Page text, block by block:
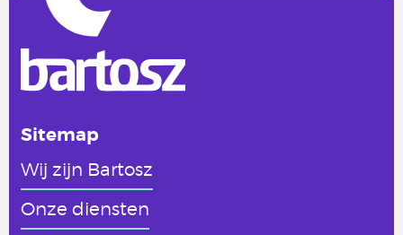
Sitemap
Wij zijn Bartosz
Onze diensten